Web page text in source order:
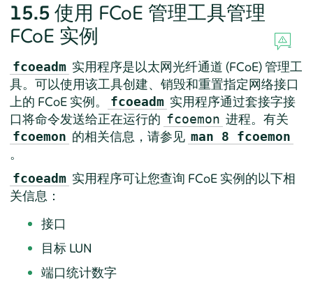
15.5 使用 FCoE 管理工具管理
FCoE 实例
fcoeadm 实用程序是以太网光纤通道 (FCoE) 管理工
具。可以使用该工具创建、销毁和重置指定网络接口
上的 FCoE 实例。
fcoeadm 实用程序通过套接字接
口将命令发送给正在运行的 fcoemon 进程。有关
fcoemon 的相关信息，请参见 man 8 fcoemon
。
fcoeadm 实用程序可让您查询 FCoE 实例的以下相
关信息：
接口
目标 LUN
端口统计数字